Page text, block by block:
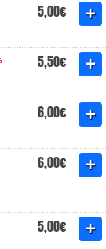
5,00€
5,50€
6,00€
6,00€
5,00€